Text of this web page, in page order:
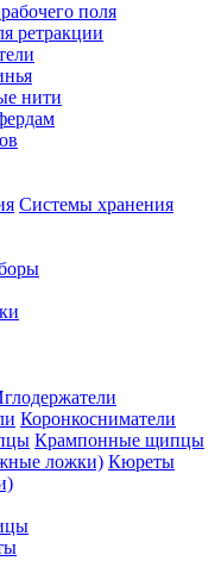
поля
ретракции
нити
Системы хранения
Коронкосниматели
Крампонные щипцы
Кюреты